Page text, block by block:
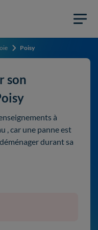
Poisy
son
à
, car une panne est
durant sa